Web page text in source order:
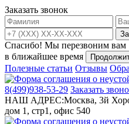
Заказать звонок
Спасибо! Мы перезвоним вам
в ближайшее время
Полезные статьи Отзывы
8(499)938-53-29 Заказать
НАШ АДРЕС:Москва, 3й
дом 1, стр1, офис 540